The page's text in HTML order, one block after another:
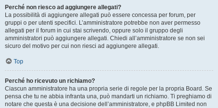
Perché non riesco ad aggiungere allegati?
La possibilità di aggiungere allegati può essere concessa per forum, per
gruppi o per utenti specifici. L’amministratore potrebbe non aver permesso
allegati per il forum in cui stai scrivendo, oppure solo il gruppo degli
amministratori può aggiungere allegati. Chiedi all’amministratore se non sei
sicuro del motivo per cui non riesci ad aggiungere allegati.
Top
Perché ho ricevuto un richiamo?
Ciascun amministratore ha una propria serie di regole per la propria Board. Se
pensa che tu ne abbia infranta una, può mandarti un richiamo. Ti preghiamo di
notare che questa è una decisione dell’amministratore, e phpBB Limited non